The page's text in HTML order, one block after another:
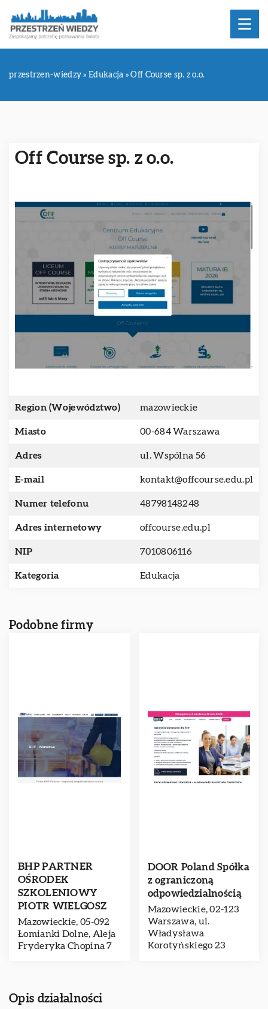
przestrzen-wiedzy »Edukacja »Off Course sp. z o.o.
Off Course sp. z o.o.
Region (Województwo) mazowieckie
Miasto 00-684 Warszawa
Adres ul. Wspólna 56
E-mail kontakt@offcourse.edu.pl
Numer telefonu 48798148248
Adres internetowy offcourse.edu.pl
NIP 7010806116
Kategoria Edukacja
Podobne firmy
BHP PARTNER
OŚRODEK
SZKOLENIOWY
PIOTR WIELGOSZ
Mazowieckie, 05-092
Łomianki Dolne, Aleja
Fryderyka Chopina 7
DOOR Poland Spółka
z ograniczoną
odpowiedzialnością
Mazowieckie, 02-123
Warszawa, ul.
Władysława
Korotyńskiego 23
Opis działalności